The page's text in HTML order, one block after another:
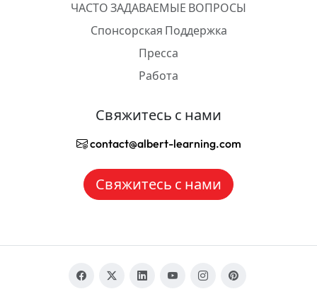
ЧАСТО ЗАДАВАЕМЫЕ ВОПРОСЫ
Спонсорская Поддержка
Пресса
Работа
Свяжитесь с нами
contact@albert-learning.com
Свяжитесь с нами